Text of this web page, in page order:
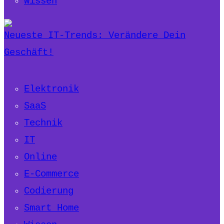
Neueste IT-Trends: Verändere Dein
Geschäft!
Elektronik
SaaS
Technik
IT
Online
E-Commerce
Codierung
Smart Home